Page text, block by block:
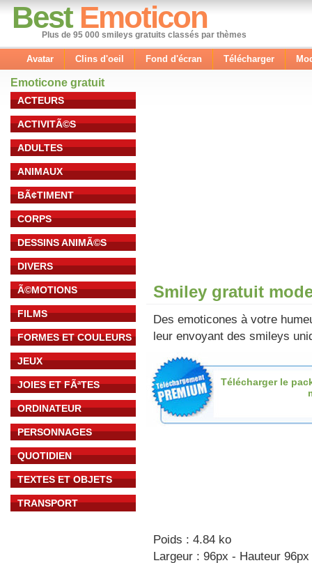
Best Emoticon
Plus de 95 000 smileys gratuits classés par thèmes
Avatar Clins d'oeil Fond d'écran Télécharger
Emoticone gratuit
ACTEURS
ACTIVITÃ©S
ADULTES
ANIMAUX
BÃ¢TIMENT
CORPS
DESSINS ANIMÃ©S
DIVERS
Ã©MOTIONS
FILMS
FORMES ET COULEURS
JEUX
JOIES ET FÃªTES
ORDINATEUR
PERSONNAGES
QUOTIDIEN
TEXTES ET OBJETS
TRANSPORT
Smiley gratuit
Des emoticones à votre
leur envoyant des smileys
Télécharger le
Poids : 4.84 ko
Largeur : 96px - Hauteur 96px